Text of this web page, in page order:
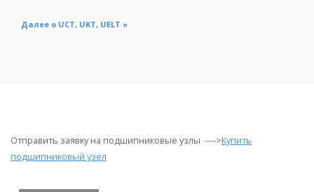
Далее о UCT, UKT, UELT »
Отправить заявку на подшипниковые узлы ---->Купить
подшипниковый узел